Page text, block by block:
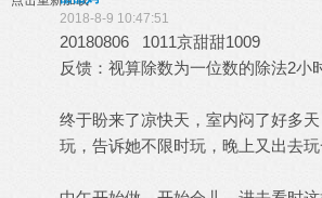
2018-8-9 10:47:51
20180806 1011京甜甜1009
反馈：视算除数为一位数的除法2小
终于盼来了凉快天，室内闷了好多
玩，告诉她不限时玩，晚上又出去玩